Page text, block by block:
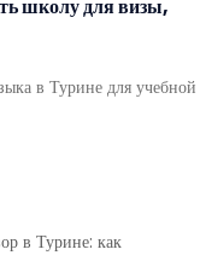
школу для визы,
в Турине для учебной
в Турине: как